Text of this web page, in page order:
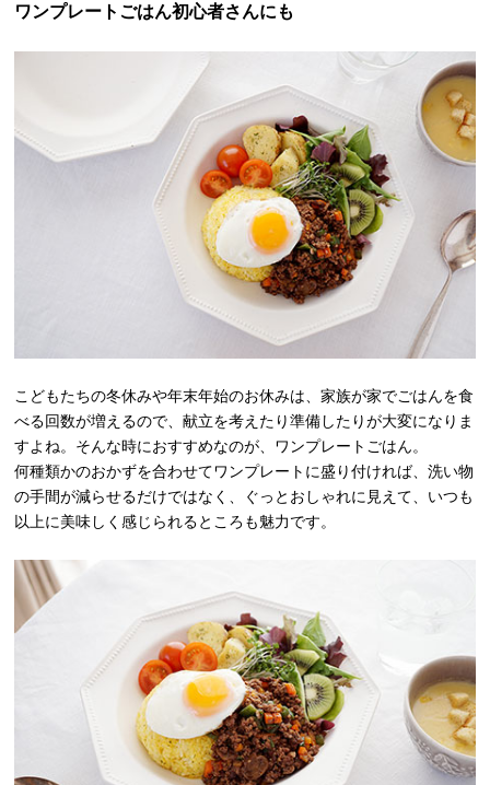
ワンプレートごはん初心者さんにも
こどもたちの冬休みや年末年始のお休みは、家族が家でごはんを食
べる回数が増えるので、献立を考えたり準備したりが大変になりま
すよね。そんな時におすすめなのが、ワンプレートごはん。
何種類かのおかずを合わせてワンプレートに盛り付ければ、洗い物
の手間が減らせるだけではなく、ぐっとおしゃれに見えて、いつも
以上に美味しく感じられるところも魅力です。